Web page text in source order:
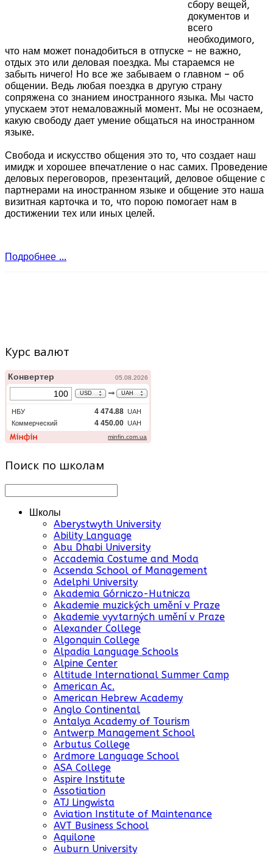
сбору вещей,
документов и
всего
необходимого,
что нам может понадобиться в отпуске – не важно,
отдых это или деловая поездка. Мы стараемся не
забыть ничего! Но все же забываем о главном – об
общении. Ведь любая поездка в другую страну
сопряжена со знанием иностранного языка. Мы часто
упускаем этот немаловажный момент. Мы не осознаем,
какую свободу дает умение общаться на иностранном
языке.
Свобода и искусство общения это то, что создает наш
имидж и хорошее впечатление о нас самих. Проведение
деловых переговоров, презентаций, деловое общение с
партнерами на иностранном языке и общение это наша
визитная карточка и то, что порою помогает нам в
достижении тех или иных целей.
Подробнее ...
Курс валют
Поиск по школам
Школы
Aberystwyth University
Ability Language
Abu Dhabi University
Accademia Costume and Moda
Acsenda School of Management
Adelphi University
Akademia Górniczo-Hutnicza
Akademie muzických umění v Praze
Akademie vyvtarných umění v Praze
Alexander College
Algonquin College
Alpadia Language Schools
Alpine Center
Altitude International Summer Camp
American Ac.
American Hebrew Academy
Anglo Continental
Antalya Academy of Tourism
Antwerp Management School
Arbutus College
Ardmore Language School
ASA College
Aspire Institute
Assotiation
ATJ Lingwista
Aviation Institute of Maintenance
AVT Business School
Aquilone
Auburn University